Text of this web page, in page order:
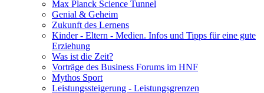
Max Planck Science Tunnel
Genial & Geheim
Zukunft des Lernens
Kinder - Eltern - Medien. Infos und Tipps für eine gute
Erziehung
Was ist die Zeit?
Vorträge des Business Forums im HNF
Mythos Sport
Leistungssteigerung - Leistungsgrenzen